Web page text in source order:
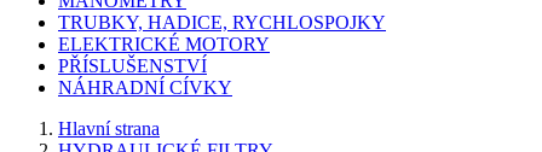
TRUBKY, HADICE, RYCHLOSPOJKY
ELEKTRICKÉ MOTORY
PŘÍSLUŠENSTVÍ
NÁHRADNÍ CÍVKY
Hlavní strana